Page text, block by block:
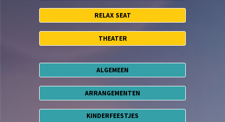
RELAX SEAT
THEATER
ALGEMEEN
ARRANGEMENTEN
KINDERFEESTJES